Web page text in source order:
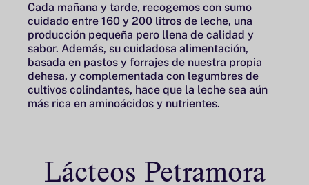
Cada mañana y tarde, recogemos con sumo
cuidado entre 160 y 200 litros de leche, una
producción pequeña pero llena de calidad y
sabor. Además, su cuidadosa alimentación,
basada en pastos y forrajes de nuestra propia
dehesa, y complementada con legumbres de
cultivos colindantes, hace que la leche sea aún
más rica en aminoácidos y nutrientes.
Lácteos Petramora